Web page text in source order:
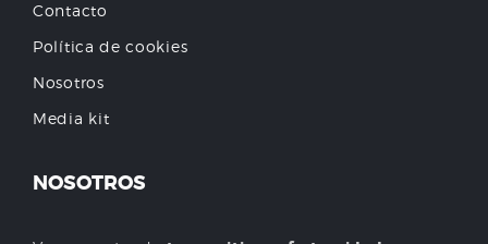
Contacto
Política de cookies
Nosotros
Media kit
NOSOTROS